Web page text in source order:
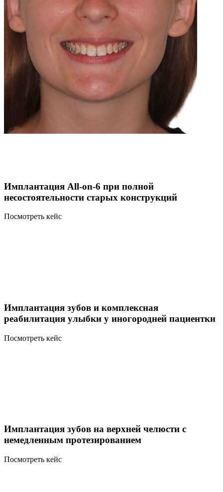
Имплантация All-on-6 при полной
несостоятельности старых конструкций
Посмотреть кейс
Имплантация зубов и комплексная
реабилитация улыбки у иногородней пациентки
Посмотреть кейс
Имплантация зубов на верхней челюсти с
немедленным протезированием
Посмотреть кейс